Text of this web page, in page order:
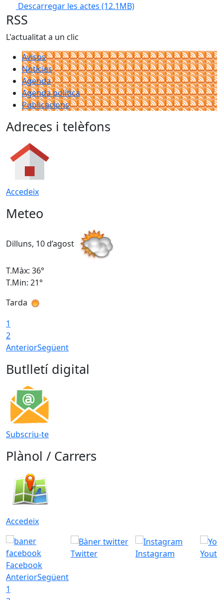
Descarregar les actes (12.1MB)
RSS
L'actualitat a un clic
Avisos
Notícies
Agenda
Agenda política
Publicacions
Adreces i telèfons
Accedeix
Meteo
Dilluns, 10 d’agost
T.Màx: 36°
T.Min: 21°
Tarda
1
2
AnteriorSegüent
Butlletí digital
Subscriu-te
Plànol / Carrers
Accedeix
Facebook
Twitter Instagram
AnteriorSegüent
1